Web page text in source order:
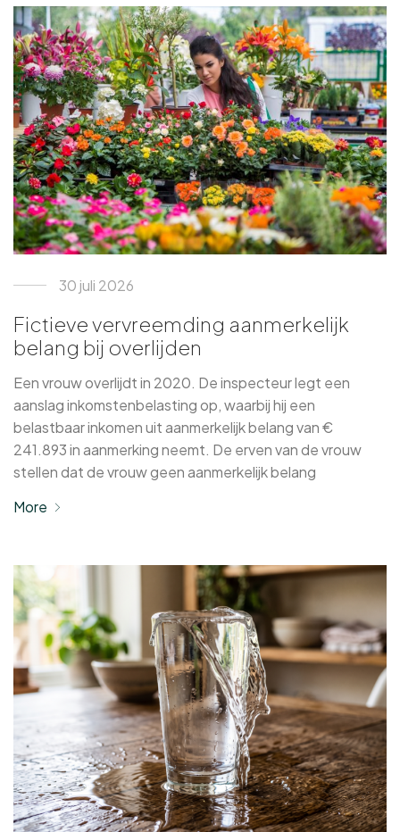
30 juli 2026
Fictieve vervreemding aanmerkelijk
belang bij overlijden
Een vrouw overlijdt in 2020. De inspecteur legt een
aanslag inkomstenbelasting op, waarbij hij een
belastbaar inkomen uit aanmerkelijk belang van €
241.893 in aanmerking neemt. De erven van de vrouw
stellen dat de vrouw geen aanmerkelijk belang
More